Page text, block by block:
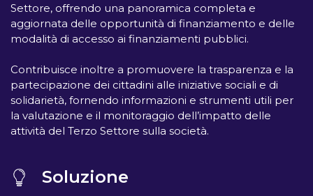
Settore, offrendo una panoramica completa e
aggiornata delle opportunità di finanziamento e delle
modalità di accesso ai finanziamenti pubblici.
Contribuisce inoltre a promuovere la trasparenza e la
partecipazione dei cittadini alle iniziative sociali e di
solidarietà, fornendo informazioni e strumenti utili per
la valutazione e il monitoraggio dell’impatto delle
attività del Terzo Settore sulla società.
Soluzione